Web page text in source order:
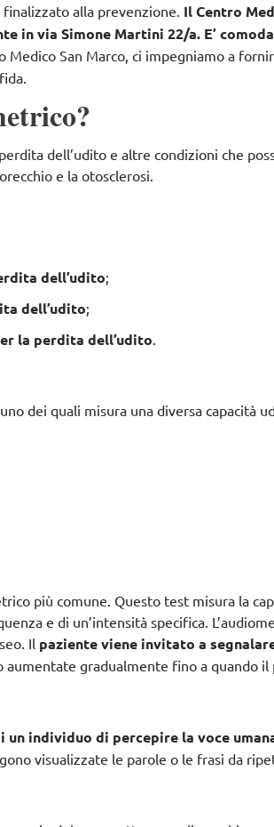
alla prevenzione. Il Centro
in via Simone Martini 22/a. E’
Medico San Marco, ci impegniamo a
dell’udito e altre condizioni che
e la otosclerosi.
dell’udito;
dell’udito;
la perdita dell’udito
dei quali misura una diversa capacità
più comune. Questo test misura la
e di un’intensità specifica.
Il paziente viene invitato a
aumentate gradualmente fino a quando il
un individuo di percepire la voce
visualizzate le parole o le frasi da